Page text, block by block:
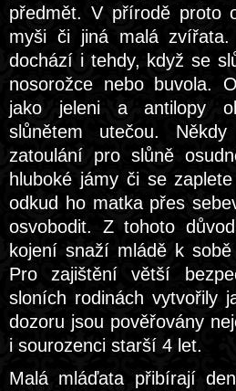
předmět. V přírodě proto
myši či jiná malá
dochází i tehdy, když se
nosorožce nebo buvola.
jako jeleni a antilopy
slůnětem utečou.
zatoulání pro slůně
hluboké jámy či se
odkud ho matka přes
osvobodit. Z tohoto
kojení snaží mládě k
Pro zajištění větší
sloních rodinách vytvořily
dozoru jsou pověřovány
i sourozenci starší 4 let.
Malá mláďata přibírají